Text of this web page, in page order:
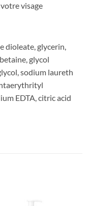
visage
dioleate, glycerin,
glycol
sodium laureth
EDTA, citric acid